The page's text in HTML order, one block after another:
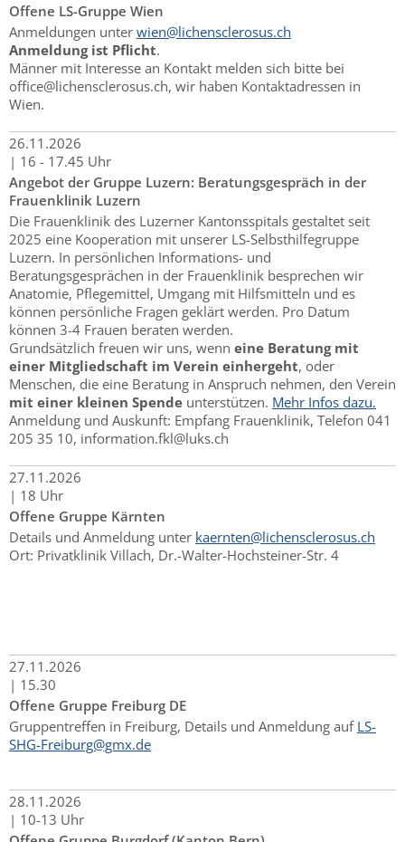
Offene LS-Gruppe Wien
Anmeldungen unter wien@lichensclerosus.ch
Anmeldung ist Pflicht.
Männer mit Interesse an Kontakt melden sich bitte bei
office@lichensclerosus.ch, wir haben Kontaktadressen in
Wien.
26.11.2026
| 16 - 17.45 Uhr
Angebot der Gruppe Luzern: Beratungsgespräch in der
Frauenklinik Luzern
Die Frauenklinik des Luzerner Kantonsspitals gestaltet seit
2025 eine Kooperation mit unserer LS-Selbsthilfegruppe
Luzern. In persönlichen Informations- und
Beratungsgesprächen in der Frauenklinik besprechen wir
Anatomie, Pflegemittel, Umgang mit Hilfsmitteln und es
können persönliche Fragen geklärt werden. Pro Datum
können 3-4 Frauen beraten werden.
Grundsätzlich freuen wir uns, wenn eine Beratung mit
einer Mitgliedschaft im Verein einhergeht, oder
Menschen, die eine Beratung in Anspruch nehmen, den Verein
mit einer kleinen Spende unterstützen. Mehr Infos dazu.
Anmeldung und Auskunft: Empfang Frauenklinik, Telefon 041
205 35 10, information.fkl@luks.ch
27.11.2026
| 18 Uhr
Offene Gruppe Kärnten
Details und Anmeldung unter kaernten@lichensclerosus.ch
Ort: Privatklinik Villach, Dr.-Walter-Hochsteiner-Str. 4
27.11.2026
| 15.30
Offene Gruppe Freiburg DE
Gruppentreffen in Freiburg, Details und Anmeldung auf LS-
SHG-Freiburg@gmx.de
28.11.2026
| 10-13 Uhr